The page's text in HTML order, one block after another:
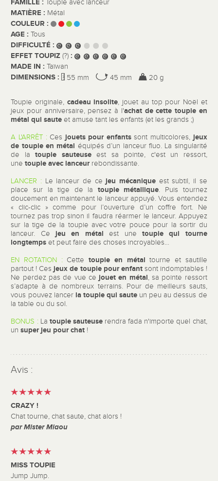
FAMILLE : Toupie avec lanceur
MATIÈRE : Métal
COULEUR :
AGE :Tous
DIFFICULTÉ :
EFFET TOUPIZ(?) :
MADE IN :Taïwan
DIMENSIONS : 55 mm 45 mm 20 g
Toupie originale, cadeau insolite, jouet au top pour Noël et
jeux pour anniversaire, pensez à l'achat de cette toupie en
métal qui sauteet amuse tant les enfants (et les grands ;)
A L'ARRÊT :Ces jouets pour enfantssont multicolores, jeux
de toupie en métal équipés d’un lanceur fluo. La singularité
de latoupie sauteuseest sa pointe, c'est un ressort,
unetoupie avec lanceurrebondissante.
LANCER : Le lanceur de ce jeu mécanique est subtil, il se
place sur la tige de la toupie métallique. Puis tournez
doucement en maintenant le lanceur appuyé. Vous entendez
« clic-clic » comme pour l’ouverture d’un coffre fort. Ne
tournez pas trop sinon il faudra réarmer le lanceur. Appuyez
sur la tige de la toupie avec votre pouce pour la sortir du
lanceur. Ce jeu en métal est une toupie qui tourne
longtemps et peut faire des choses incroyables…
EN ROTATION :Cettetoupie en métal tourne et sautille
partout ! Ces jeux de toupie pour enfantsont indomptables !
Ne perdez pas de vue ce jouet en métal, sa pointe ressort
s’adapte à de nombreux terrains. Pour de meilleurs sauts,
vous pouvez lancer la toupie qui saute un peu au dessus de
la table ou du sol.
BONUS :La toupie sauteuserendra fada n'importe quel chat,
unsuper jeu pour chat !
Avis :
CRAZY !
Chat tourne, chat saute, chat alors !
par Mister Miaou
MISS TOUPIE
Jump Jump.